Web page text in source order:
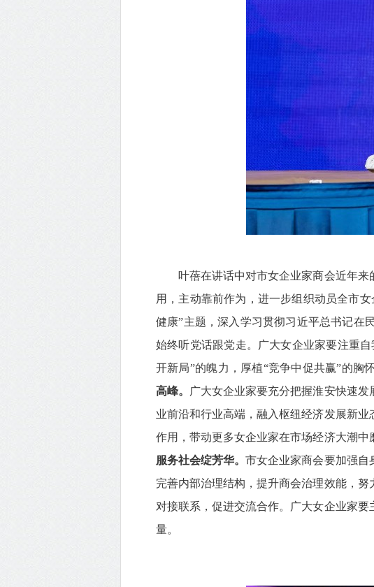
叶蓓在讲话中对市女企业家商会近年来
用，主动靠前作为，进一步组织动员全市
健康”主题，深入学习贯彻习近平总书记在
始终听党话跟党走。广大女企业家要注重
开新局”的魄力，厚植“竞争中促共赢”的胸
高峰。
广大女企业家要充分把握淮安快速
业前沿和行业高端，融入枢纽经济发展新
作用，带动更多女企业家在市场经济大潮中
服务社会绽芳华。市女企业家商会要加强自
完善内部治理结构，提升商会治理效能，
对接联系，促进交流合作。广大女企业家
量。